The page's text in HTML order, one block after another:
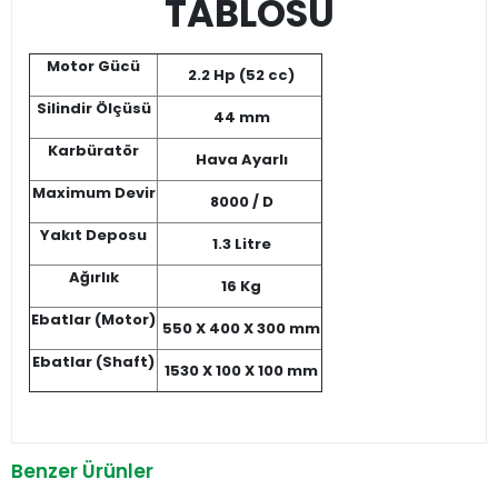
TABLOSU
Motor Gücü
2.2 Hp (52 cc)
Silindir Ölçüsü
44 mm
Karbüratör
Hava Ayarlı
Maximum Devir
8000 / D
Yakıt Deposu
1.3 Litre
Ağırlık
16 Kg
Ebatlar (Motor) 550 X 400 X 300 mm
Ebatlar (Shaft) 1530 X 100 X 100 mm
Benzer Ürünler